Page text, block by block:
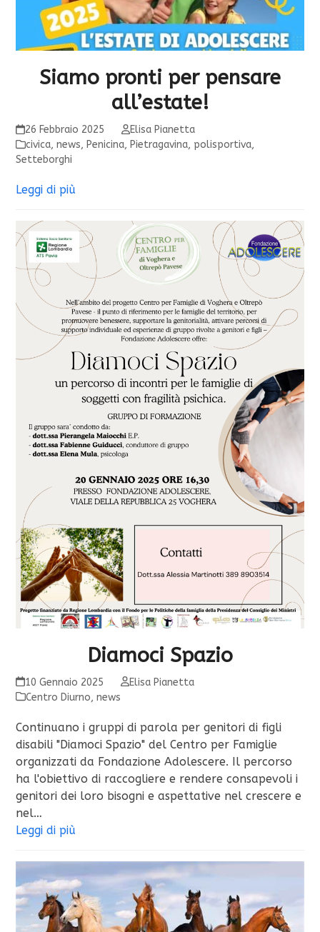
Siamo pronti per pensare
all’estate!
26 Febbraio 2025
Elisa Pianetta
civica,news,Penicina,Pietragavina, polisportiva,
Setteborghi
Leggi di più
Diamoci Spazio
10 Gennaio 2025
Elisa Pianetta
Centro Diurno,news
Continuano i gruppi di parola per genitori di figli
disabili "Diamoci Spazio" del Centro per Famiglie
organizzati da Fondazione Adolescere. Il percorso
ha l'obiettivo di raccogliere e rendere consapevoli i
genitori dei loro bisogni e aspettative nel crescere e
nel…
Leggi di più